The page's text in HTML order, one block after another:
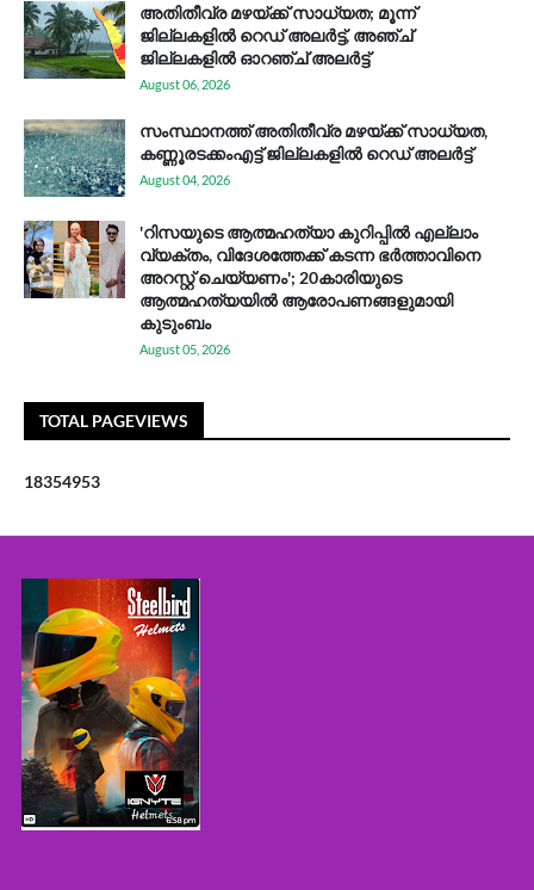
അതിതീവ്ര മഴയ്ക്ക് സാധ്യത; മൂന്ന്
ജില്ലകളിൽ റെഡ് അലർട്ട്, അഞ്ച്
ജില്ലകളിൽ ഓറഞ്ച് അലർട്ട്
August 06, 2026
സം​സ്ഥാ​ന​ത്ത് അ​തി​തീ​വ്ര മ​ഴ​യ്ക്ക് സാ​ധ്യ​ത,
കണ്ണൂരടക്കംഎ​ട്ട് ജി​ല്ല​ക​ളി​ൽ റെ​ഡ് അ​ലർ​ട്ട്
August 04, 2026
'റിസയുടെ ആത്മഹത്യാ കുറിപ്പിൽ എല്ലാം
വ്യക്തം, വിദേശത്തേക്ക് കടന്ന ഭർത്താവിനെ
അറസ്റ്റ് ചെയ്യണം'; 20കാരിയുടെ
ആത്മഹത്യയിൽ ആരോപണങ്ങളുമായി
കുടുംബം
August 05, 2026
TOTAL PAGEVIEWS
18354953